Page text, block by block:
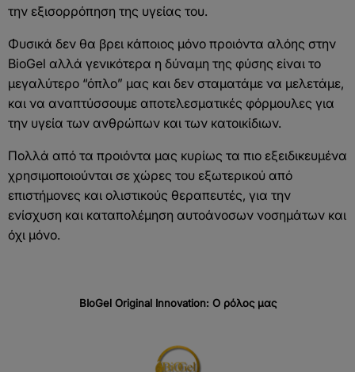
την εξισορρόπηση της υγείας του.
Φυσικά δεν θα βρει κάποιος μόνο προιόντα αλόης στην
BioGel αλλά γενικότερα η δύναμη της φύσης είναι το
μεγαλύτερο “όπλο” μας και δεν σταματάμε να μελετάμε,
και να αναπτύσσουμε αποτελεσματικές φόρμουλες για
την υγεία των ανθρώπων και των κατοικίδιων.
Πολλά από τα προιόντα μας κυρίως τα πιο εξειδικευμένα
χρησιμοποιούνται σε χώρες του εξωτερικού από
επιστήμονες και ολιστικούς θεραπευτές, για την
ενίσχυση και καταπολέμηση αυτοάνοσων νοσημάτων και
όχι μόνο.
BIoGel Original Innovation: Ο ρόλος μας